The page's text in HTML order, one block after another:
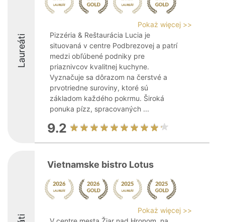
Laureáti
Pokaż więcej >>
Pizzéria & Reštaurácia Lucia je
situovaná v centre Podbrezovej a patrí
medzi obľúbené podniky pre
priaznivcov kvalitnej kuchyne.
Vyznačuje sa dôrazom na čerstvé a
prvotriedne suroviny, ktoré sú
základom každého pokrmu. Široká
ponuka pízz, spracovaných ...
9.2
Vietnamske bistro Lotus
Pokaż więcej >>